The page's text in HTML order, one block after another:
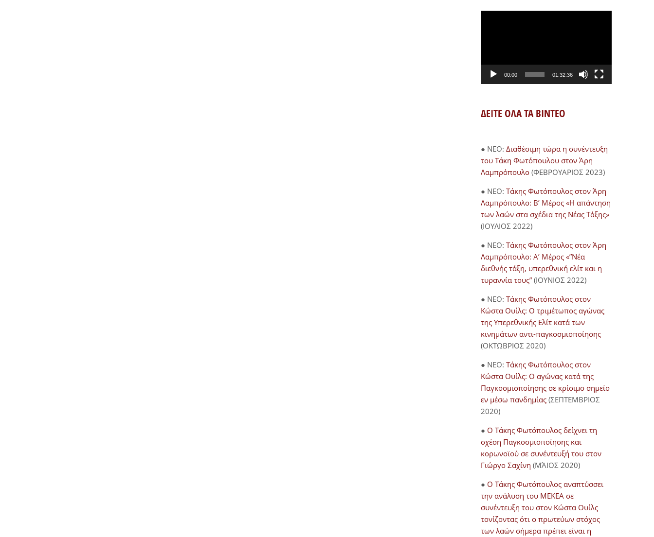
00:00 01:32:36
ΔΕΙΤΕ ΟΛΑ ΤΑ ΒΙΝΤΕΟ
● NEO: Διαθέσιμη τώρα η συνέντευξη
του Τάκη Φωτόπουλου στον Άρη
Λαμπρόπουλο(ΦΕΒΡΟΥΑΡΙΟΣ 2023)
● NEO: Τάκης Φωτόπουλος στον Άρη
Λαμπρόπουλο: Β’ Μέρος «Η απάντηση
των λαών στα σχέδια της Νέας Τάξης»
(ΙΟΥΛΙΟΣ 2022)
● NEO: Τάκης Φωτόπουλος στον Άρη
Λαμπρόπουλο: Α’ Μέρος «”Νέα
διεθνής τάξη, υπερεθνική ελίτ και η
τυραννία τους” (ΙΟΥΝΙΟΣ 2022)
● NEO: Τάκης Φωτόπουλος στον
Κώστα Ουίλς: Ο τριμέτωπος αγώνας
της Υπερεθνικής Ελίτ κατά των
κινημάτων αντι-παγκοσμιοποίησης
(ΟΚΤΩΒΡΙΟΣ 2020)
● NEO: Τάκης Φωτόπουλος στον
Κώστα Ουίλς: Ο αγώνας κατά της
Παγκοσμιοποίησης σε κρίσιμο σημείο
εν μέσω πανδημίας (ΣΕΠΤΕΜΒΡΙΟΣ
2020)
● Ο Τάκης Φωτόπουλος δείχνει τη
σχέση Παγκοσμιοποίησης και
κορωνοϊού σε συνέντευξή του στον
Γιώργο Σαχίνη (ΜΆΙΟΣ 2020)
● O Τάκης Φωτόπουλος αναπτύσσει
την ανάλυση του ΜΕΚΕΑ σε
συνέντευξη του στον Κώστα Ουίλς
τονίζοντας ότι ο πρωτεύων στόχος
των λαών σήμερα πρέπει είναι η